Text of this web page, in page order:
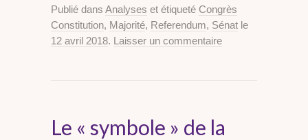
Publié dans Analyses et étiqueté Congrès
Constitution, Majorité, Referendum, Sénat le
12 avril 2018. Laisser un commentaire
Le « symbole » de la